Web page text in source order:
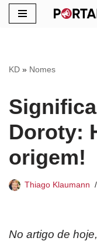
conteúdo
KD » Nomes
Doroty:
origem!
Thiago Klaumann
No artigo de